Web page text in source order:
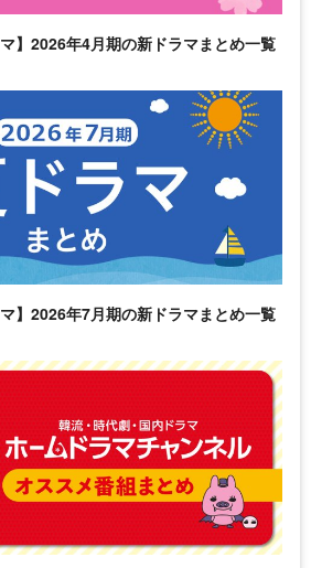
マ】2026年4月期の新ドラマまとめ一覧
マ】2026年7月期の新ドラマまとめ一覧